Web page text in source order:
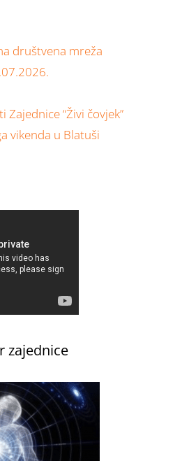
društvena mreža
Zajednice “Živi čovjek”
vikenda u Blatuši
zajednice